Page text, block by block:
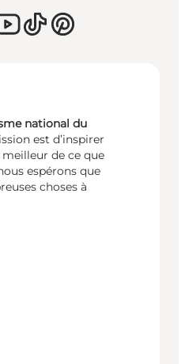
national du
est d’inspirer
de ce que
espérons que
choses à